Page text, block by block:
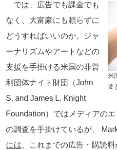
米
要
では、広告でも課金でも
なく、大富豪にも頼らずに
どうすればいいのか。ジャ
ーナリズムやアートなどの
支援を手掛ける米国の非営
利団体ナイト財団（John
S. and James L. Knight
Foundation）ではメディアの
の調査を手掛けているが、
には 、これまでの広告・購読